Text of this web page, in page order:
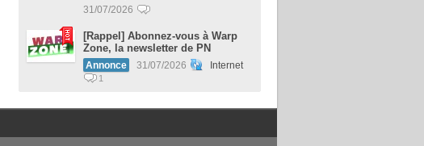
31/07/2026
[Rappel] Abonnez-vous à Warp
Zone, la newsletter de PN
Annonce 31/07/2026 Internet
1